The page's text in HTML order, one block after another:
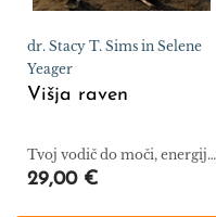
dr. Stacy T. Sims in Selene
Yeager
Višja raven
Tvoj vodič do moči, energije
in rezultatov – v menopavzi
29,00 €